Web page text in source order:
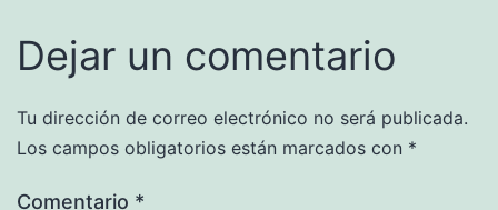
Dejar un comentario
Tu dirección de correo electrónico no será publicada.
Los campos obligatorios están marcados con *
Comentario *